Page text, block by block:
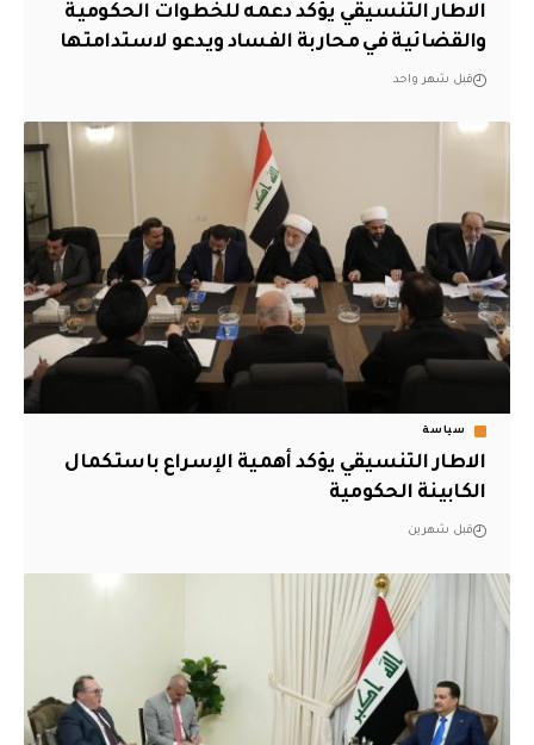
الاطار التنسيقي يؤكد دعمه للخطوات الحكومية
والقضائية في محاربة الفساد ويدعو لاستدامتها
قبل شهر واحد
سياسة
الاطار التنسيقي يؤكد أهمية الإسراع باستكمال
الكابينة الحكومية
قبل شهرين